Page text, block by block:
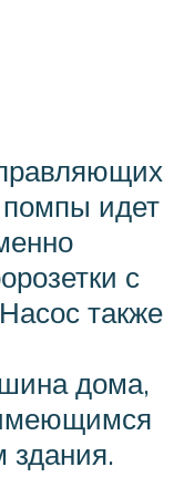
идет
с
также
дома,